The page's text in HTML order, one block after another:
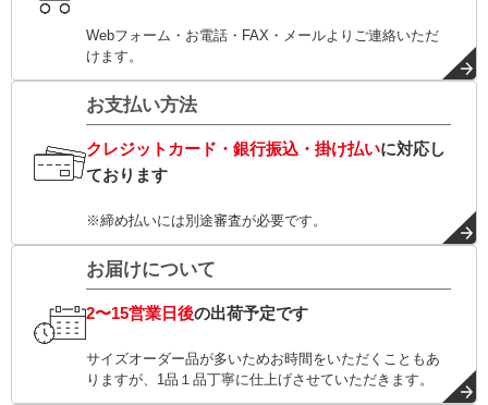
Webフォーム・お電話・FAX・メールよりご連絡いただ
けます。
お支払い方法
クレジットカード・銀行振込・掛け払いに対応し
ております
※締め払いには別途審査が必要です。
お届けについて
2〜15営業日後の出荷予定です
サイズオーダー品が多いためお時間をいただくこともあ
りますが、1品１品丁寧に仕上げさせていただきます。